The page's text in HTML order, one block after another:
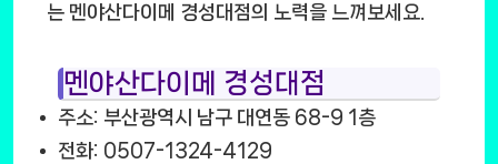
는 멘야산다이메 경성대점의 노력을 느껴보세요.
멘야산다이메 경성대점
주소: 부산광역시 남구 대연동 68-9 1층
전화: 0507-1324-4129